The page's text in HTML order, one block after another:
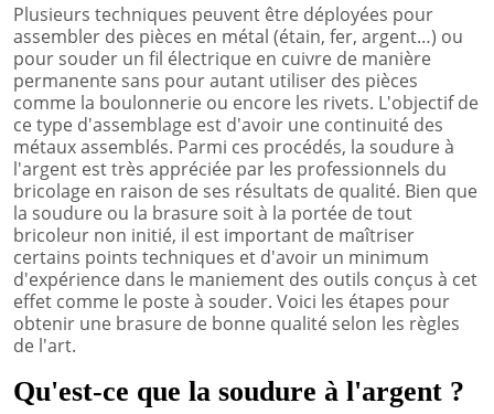
Plusieurs techniques peuvent être déployées pour
assembler des pièces en métal (étain, fer, argent…) ou
pour souder un fil électrique en cuivre de manière
permanente sans pour autant utiliser des pièces
comme la boulonnerie ou encore les rivets. L'objectif de
ce type d'assemblage est d'avoir une continuité des
métaux assemblés. Parmi ces procédés, la soudure à
l'argent est très appréciée par les professionnels du
bricolage en raison de ses résultats de qualité. Bien que
la soudure ou la brasure soit à la portée de tout
bricoleur non initié, il est important de maîtriser
certains points techniques et d'avoir un minimum
d'expérience dans le maniement des outils conçus à cet
effet comme le poste à souder. Voici les étapes pour
obtenir une brasure de bonne qualité selon les règles
de l'art.
Qu'est-ce que la soudure à l'argent ?